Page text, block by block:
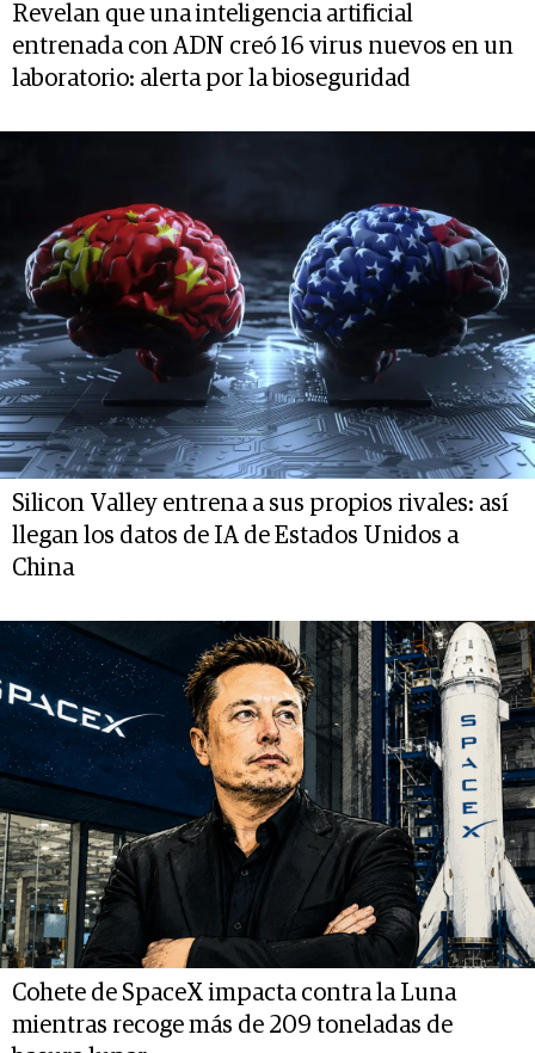
Revelan que una inteligencia artificial
entrenada con ADN creó 16 virus nuevos en un
laboratorio: alerta por la bioseguridad
Silicon Valley entrena a sus propios rivales: así
llegan los datos de IA de Estados Unidos a
China
Cohete de SpaceX impacta contra la Luna
mientras recoge más de 209 toneladas de